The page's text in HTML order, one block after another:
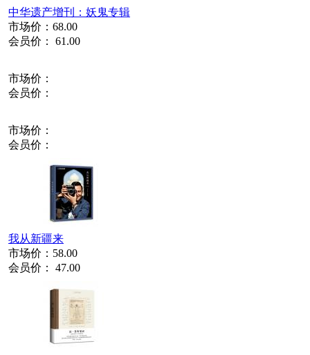
中华遗产增刊：妖鬼专辑
市场价： 68.00
会员价： 61.00
市场价：
会员价：
市场价：
会员价：
我从新疆来
市场价： 58.00
会员价： 47.00